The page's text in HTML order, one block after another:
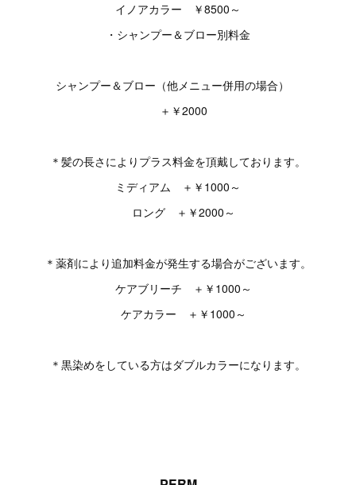
イノアカラー ￥8500～
・シャンプー＆ブロー別料金
シャンプー＆ブロー（他メニュー併用の場合）
＋￥2000
＊髪の長さによりプラス料金を頂戴しております。
ミディアム ＋￥1000～
ロング ＋￥2000～
＊薬剤により追加料金が発生する場合がございます。
ケアブリーチ ＋￥1000～
ケアカラー ＋￥1000～
＊黒染めをしている方はダブルカラーになります。